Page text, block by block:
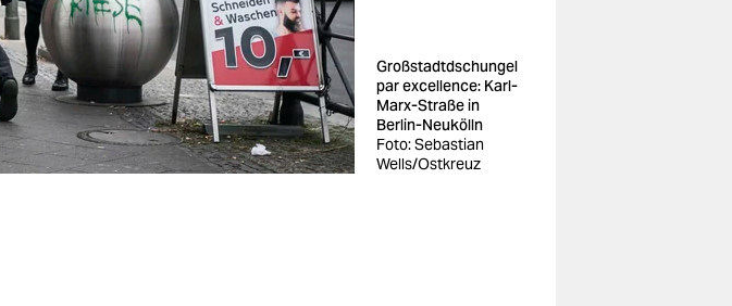
Großstadtdschungel
par excellence: Karl-
Marx-Straße in
Berlin-Neukölln
Foto: Sebastian
Wells/Ostkreuz